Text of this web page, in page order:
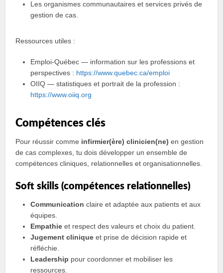
Les organismes communautaires et services privés de
gestion de cas.
Ressources utiles :
Emploi-Québec — information sur les professions et
perspectives : https://www.quebec.ca/emploi
OIIQ — statistiques et portrait de la profession :
https://www.oiiq.org
Compétences clés
Pour réussir comme infirmier(ère) clinicien(ne) en gestion
de cas complexes, tu dois développer un ensemble de
compétences cliniques, relationnelles et organisationnelles.
Soft skills (compétences relationnelles)
Communication claire et adaptée aux patients et aux
équipes.
Empathie et respect des valeurs et choix du patient.
Jugement clinique et prise de décision rapide et
réfléchie.
Leadership pour coordonner et mobiliser les
ressources.